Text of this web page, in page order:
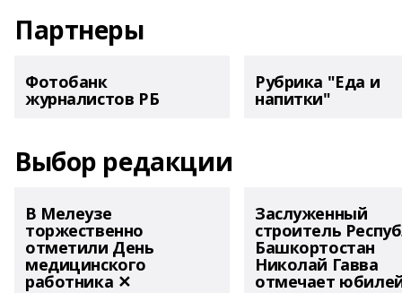
Партнеры
Фотобанк
журналистов РБ
Рубрика "Еда и
напитки"
Выбор редакции
В Мелеузе
торжественно
отметили День
медицинского
работника ✕
Заслуженный
строитель
Башкортостан
Николай Гавва
отмечает